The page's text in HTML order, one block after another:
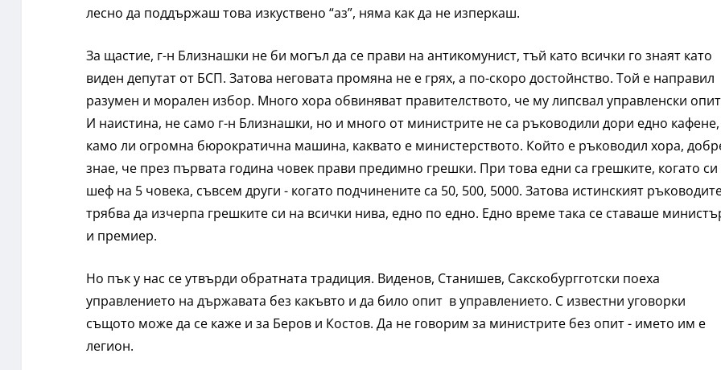
лесно да поддържаш това изкуствено “аз”, няма как да не изперкаш.
За щастие, г-н Близнашки не би могъл да се прави на антикомунист, тъй като всички го знаят като
виден депутат от БСП. Затова неговата промяна не е грях, а по-скоро достойнство. Той е направил
разумен и морален избор. Много хора обвиняват правителството, че му липсвал управленски
И наистина, не само г-н Близнашки, но и много от министрите не са ръководили дори едно кафене,
камо ли огромна бюрократична машина, каквато е министерството. Който е ръководил хора,
знае, че през първата година човек прави предимно грешки. При това едни са грешките, когато си
шеф на 5 човека, съвсем други - когато подчинените са 50, 500, 5000. Затова истинският
трябва да изчерпа грешките си на всички нива, едно по едно. Едно време така се ставаше
и премиер.
Но пък у нас се утвърди обратната традиция. Виденов, Станишев, Сакскобургготски поеха
управлението на държавата без какъвто и да било опит в управлението. С известни уговорки
същото може да се каже и за Беров и Костов. Да не говорим за министрите без опит - името им е
легион.